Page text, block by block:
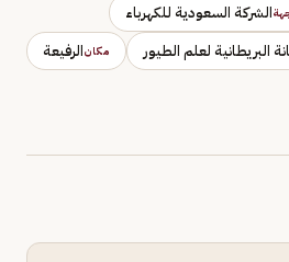
الشركة السعودية للكهرباء
البريطانية لعلم الطيور مكانالرفيعة